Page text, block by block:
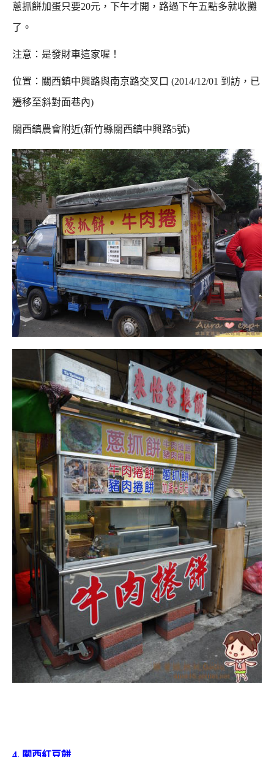
蔥抓餅加蛋只要20元，下午才開，路過下午五點多就收攤
了。
注意：是發財車這家喔！
位置：關西鎮中興路與南京路交叉口 (2014/12/01 到訪，已
遷移至斜對面巷內)
關西鎮農會附近(新竹縣關西鎮中興路5號)